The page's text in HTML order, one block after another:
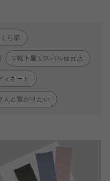
ら部
靴下屋エスパル仙台店
ィネート
んと繋がりたい